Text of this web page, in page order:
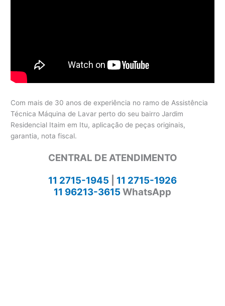
Com mais de 30 anos de experiência no ramo de Assistência
Técnica Máquina de Lavar perto do seu bairro Jardim
Residencial Itaim em Itu, aplicação de peças originais,
garantia, nota fiscal.
CENTRAL DE ATENDIMENTO
11 2715-1945
11 2715-1926
11 96213-3615 WhatsApp